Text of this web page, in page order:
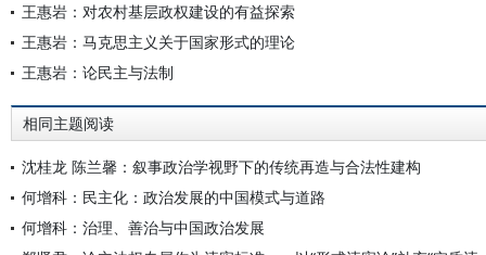
王惠岩：对农村基层政权建设的有益探索
王惠岩：马克思主义关于国家形式的理论
王惠岩：论民主与法制
相同主题阅读
沈桂龙 陈兰馨：叙事政治学视野下的传统再造与合法性建构
何增科：民主化：政治发展的中国模式与道路
何增科：治理、善治与中国政治发展